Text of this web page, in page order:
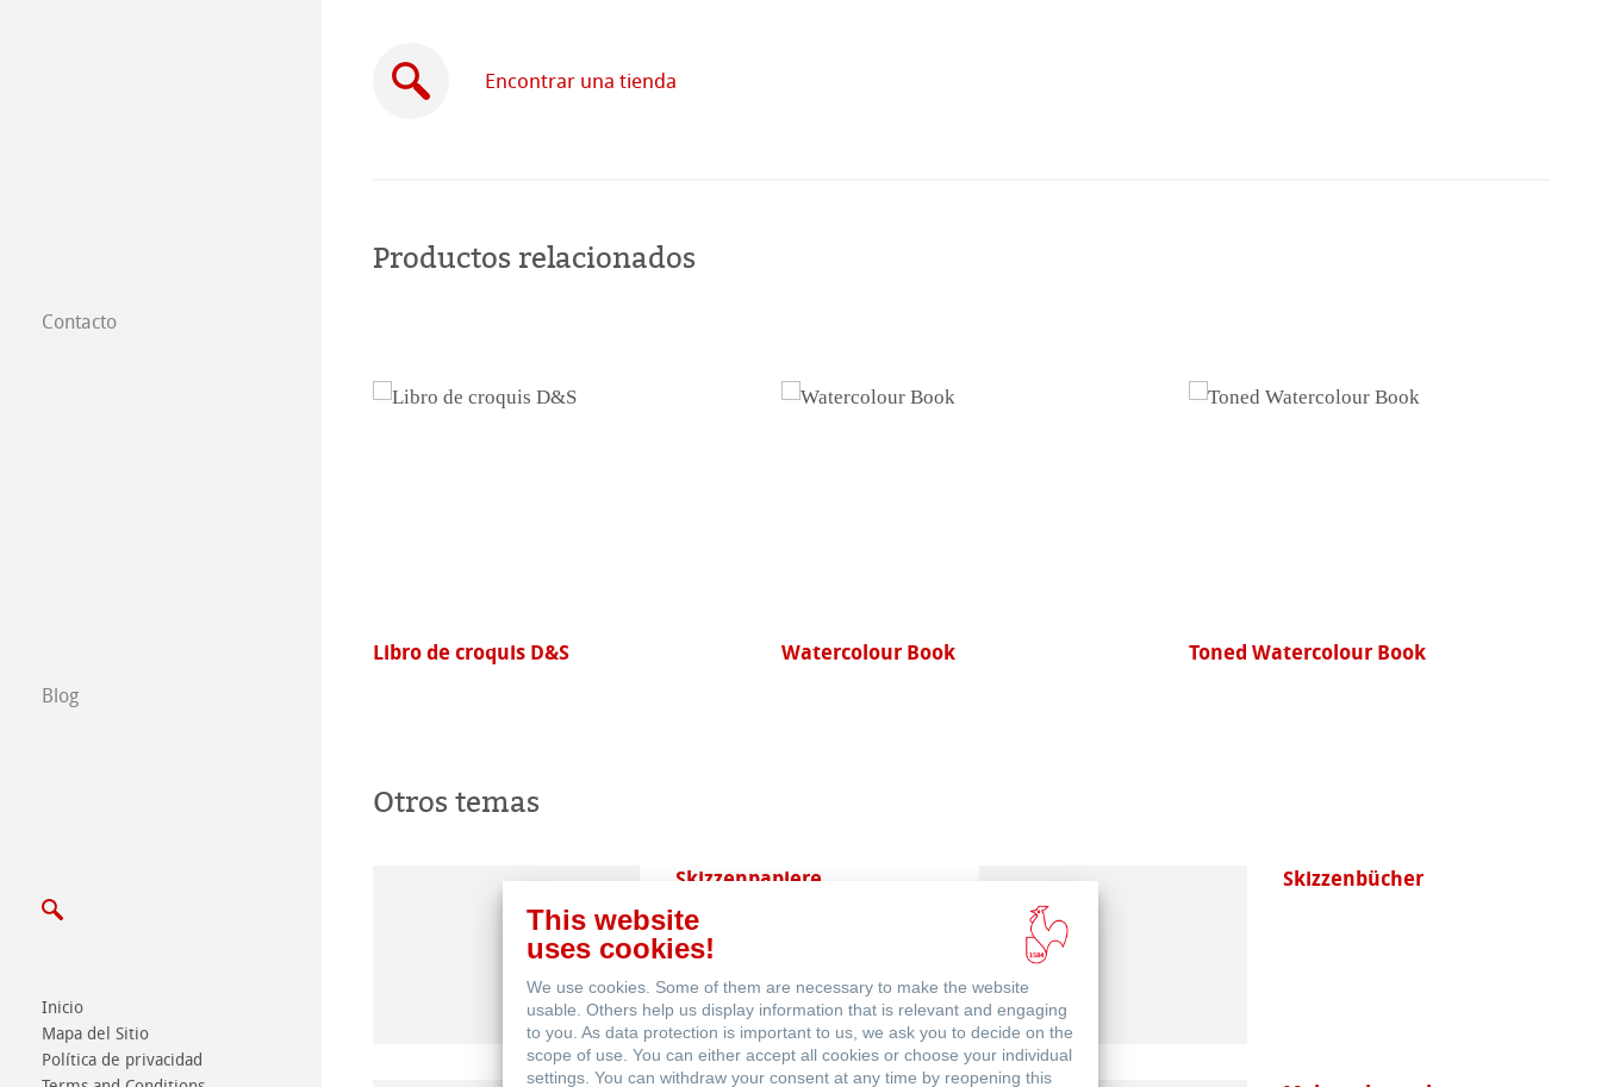
Contacto
Dónde comprar
Exposiciones y Eventos
Blog
Inicio
Mapa del Sitio
Política de privacidad
Encontrar una tienda
Productos relacionados
Watercolour Book Toned Watercolour Book Turner
Otros temas
Skizzenpapiere Skizzenbücher
This website
uses cookies!
We use cookies. Some of them are necessary to make the website
usable. Others help us display information that is relevant and engaging
to you. As data protection is important to us, we ask you to decide on the
scope of use. You can either accept all cookies or choose your individual
settings. You can withdraw your consent at any time by reopening this